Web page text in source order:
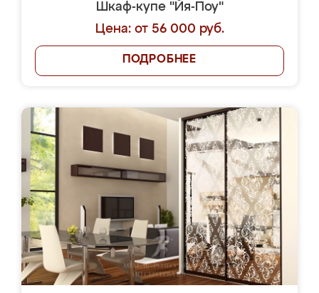
Шкаф-купе "Йя-Поу"
Цена: от 56 000 руб.
ПОДРОБНЕЕ